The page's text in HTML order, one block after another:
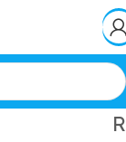
Pearl White
R